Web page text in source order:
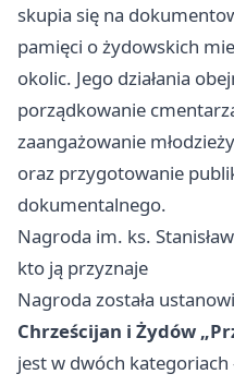
skupia się na
pamięci o żydowskich
okolic. Jego działania
porządkowanie
zaangażowanie
oraz przygotowanie
dokumentalnego.
Nagroda im. ks.
kto ją przyznaje
Nagroda została
Chrześcijan i Żydów
jest w dwóch